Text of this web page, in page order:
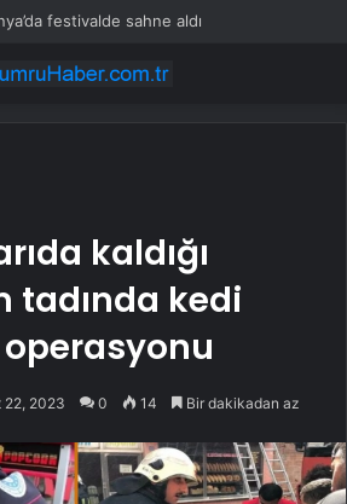
festivalde sahne aldı
kaldığı
tadında kedi
22, 2023 0 14 Bir dakikadan az